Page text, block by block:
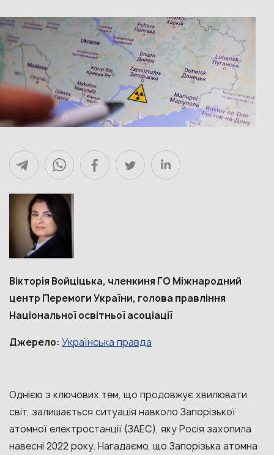
Вікторія Войціцька, членкиня ГО Міжнародний
центр Перемоги України, голова правління
Національної освітньої асоціації
Джерело: Українська правда
Однією з ключових тем, що продовжує хвилювати
світ, залишається ситуація навколо Запорізької
атомної електростанції (ЗАЕС), яку Росія захопила
навесні 2022 року. Нагадаємо, що Запорізька атомна